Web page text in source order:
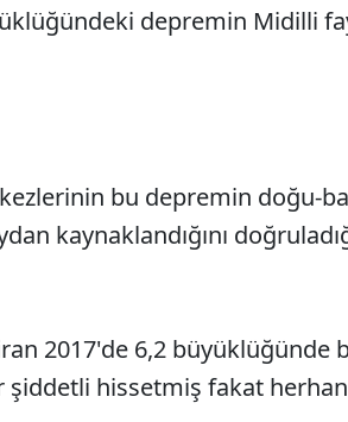
depremin Midilli
bu depremin doğu-
kaynaklandığını
2017'de 6,2 büyüklüğünde
hissetmiş fakat